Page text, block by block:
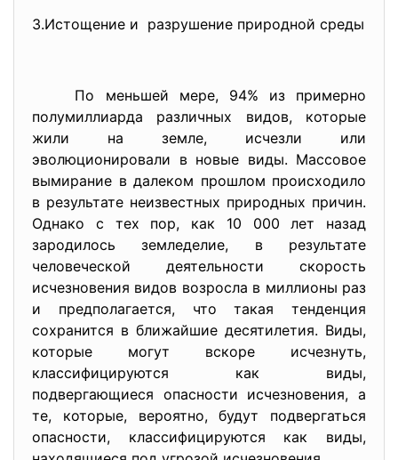
3.Истощение и разрушение природной среды
По меньшей мере, 94% из примерно
полумиллиарда различных видов, которые
жили на земле, исчезли или
эволюционировали в новые виды. Массовое
вымирание в далеком прошлом происходило
в результате неизвестных природных причин.
Однако с тех пор, как 10 000 лет назад
зародилось земледелие, в результате
человеческой деятельности скорость
исчезновения видов возросла в миллионы раз
и предполагается, что такая тенденция
сохранится в ближайшие десятилетия. Виды,
которые могут вскоре исчезнуть,
классифицируются как виды,
подвергающиеся опасности исчезновения, а
те, которые, вероятно, будут подвергаться
опасности, классифицируются как виды,